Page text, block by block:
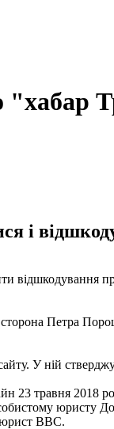
"хабар
і
Петра
У ній
23 травня
юрист BBC.